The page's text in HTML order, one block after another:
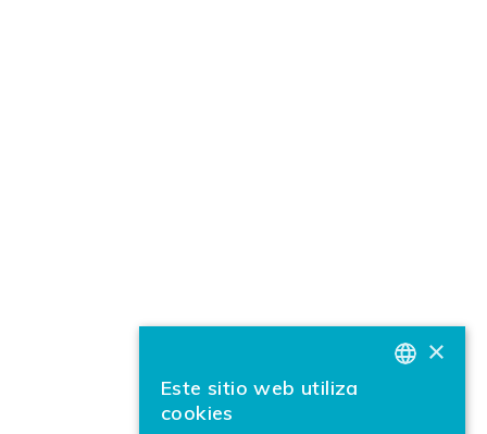
×
Este sitio web utiliza
cookies